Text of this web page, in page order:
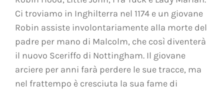
Ci troviamo in Inghilterra nel 1174 e un giovane
Robin assiste involontariamente alla morte del
padre per mano di Malcolm, che così diventerà
il nuovo Sceriffo di Nottingham. Il giovane
arciere per anni farà perdere le sue tracce, ma
nel frattempo è cresciuta la sua fame di